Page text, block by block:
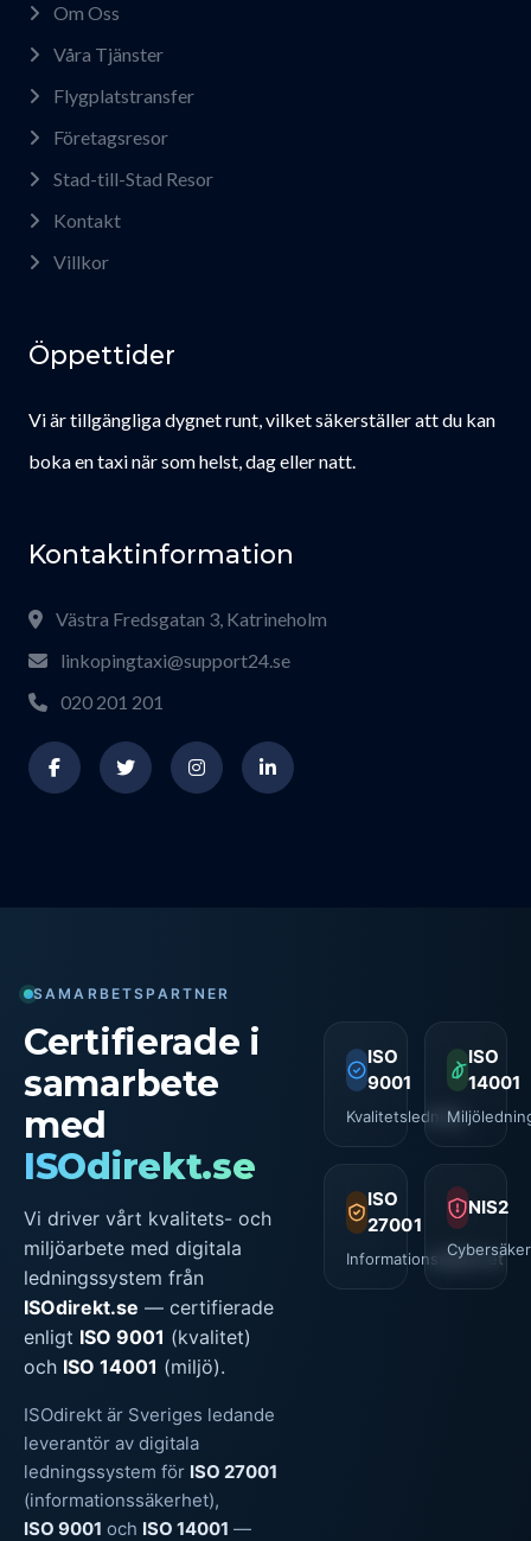
Om Oss
Våra Tjänster
Flygplatstransfer
Företagsresor
Stad-till-Stad Resor
Kontakt
Villkor
Öppettider
Vi är tillgängliga dygnet runt, vilket säkerställer att du kan
boka en taxi när som helst, dag eller natt.
Kontaktinformation
Västra Fredsgatan 3, Katrineholm
linkopingtaxi@support24.se
020 201 201
SAMARBETSPARTNER
Certifierade i
samarbete
med
ISOdirekt.se
Vi driver vårt kvalitets- och
miljöarbete med digitala
ledningssystem från
ISOdirekt.se — certifierade
enligt ISO 9001 (kvalitet)
och ISO 14001 (miljö).
ISOdirekt är Sveriges ledande
leverantör av digitala
ledningssystem för ISO 27001
(informationssäkerhet),
ISO 9001 och ISO 14001 —
ISO
9001
Kvalitetsledning
ISO
14001
ISO
27001
Informationssäkerhet
NIS2